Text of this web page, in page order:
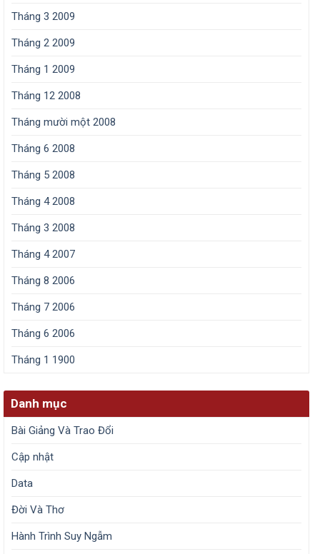
Tháng 3 2009
Tháng 2 2009
Tháng 1 2009
Tháng 12 2008
Tháng mười một 2008
Tháng 6 2008
Tháng 5 2008
Tháng 4 2008
Tháng 3 2008
Tháng 4 2007
Tháng 8 2006
Tháng 7 2006
Tháng 6 2006
Tháng 1 1900
Danh mục
Bài Giảng Và Trao Đổi
Cập nhật
Data
Đời Và Thơ
Hành Trình Suy Ngẫm